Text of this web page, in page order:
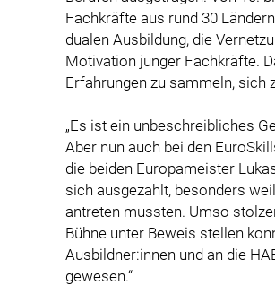
Fachkräfte aus rund 30
dualen Ausbildung, die
Motivation junger Fachkräfte.
Erfahrungen zu sammeln, sich
„Es ist ein unbeschreibliches
Aber nun auch bei den
die beiden Europameister
sich ausgezahlt, besonders
antreten mussten. Umso
Bühne unter Beweis stellen
Ausbildner:innen und an die
gewesen.“